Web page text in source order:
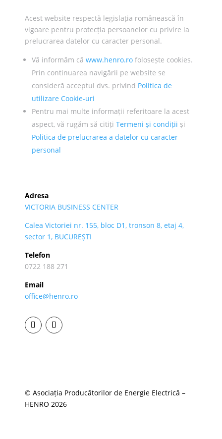
Acest website respectă legislația românească în
vigoare pentru protecția persoanelor cu privire la
prelucrarea datelor cu caracter personal.
Vă informăm că www.henro.ro folosește cookies.
Prin continuarea navigării pe website se
consideră acceptul dvs. privind Politica de
utilizare Cookie-uri
Pentru mai multe informații referitoare la acest
aspect, vă rugăm să citiți Termeni și condiții și
Politica de prelucrarea a datelor cu caracter
personal
Adresa
VICTORIA BUSINESS CENTER
Calea Victoriei nr. 155, bloc D1, tronson 8, etaj 4,
sector 1, BUCUREȘTI
Telefon
0722 188 271
Email
office@henro.ro
© Asociația Producătorilor de Energie Electrică –
HENRO 2026